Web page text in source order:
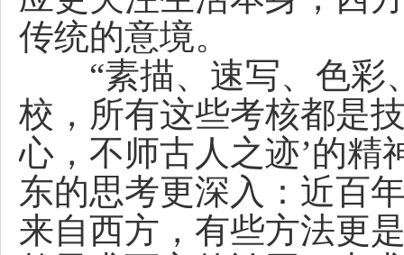
传统的意境。
“素描、速写、色彩
校，所有这些考核都是
心，不师古人之迹’的精
东的思考更深入：近百
来自西方，有些方法更